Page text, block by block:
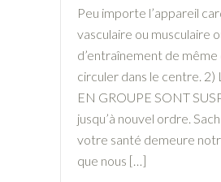
Peu importe l’appareil
vasculaire ou musculaire
d’entraînement de
circuler dans le centre. 2)
EN GROUPE SONT
jusqu’à nouvel ordre.
votre santé demeure
que nous […]